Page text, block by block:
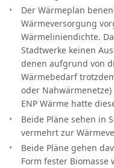
Der Wärmeplan
Wärmeversorgung
Wärmeliniendichte.
Stadtwerke keinen
denen aufgrund von
Wärmebedarf
oder
ENP Wärme hatte
Beide Pläne sehen in
vermehrt zur
Beide Pläne gehen
Form fester Biomasse